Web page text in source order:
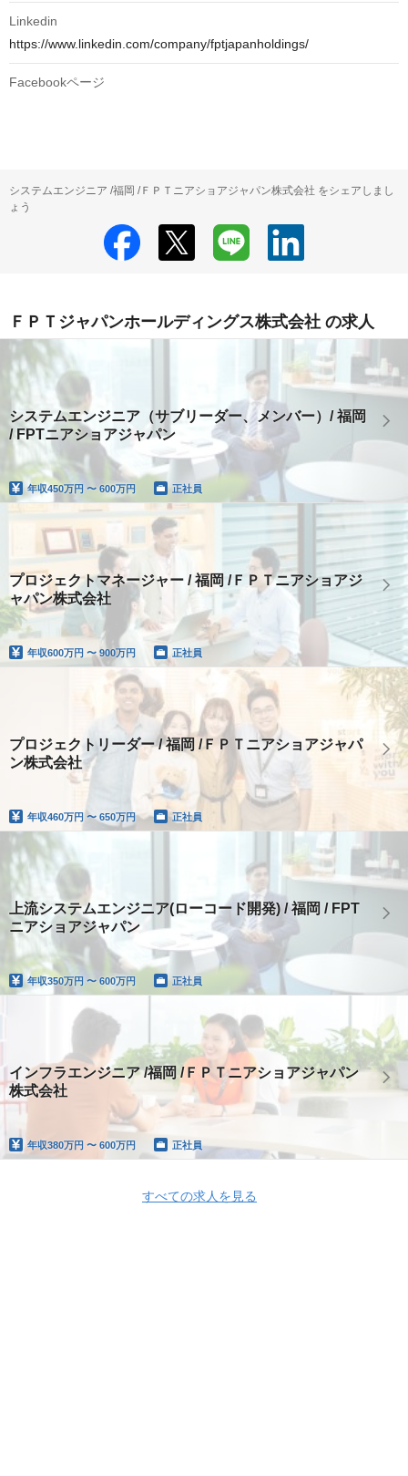
Linkedin
https://www.linkedin.com/company/fptjapanholdings/
Facebookページ
システムエンジニア /福岡 /ＦＰＴニアショアジャパン株式会社 をシェアしまし
ょう
ＦＰＴジャパンホールディングス株式会社 の求人
システムエンジニア（サブリーダー、メンバー）/ 福岡
/ FPTニアショアジャパン
年収450万円 〜 600万円 正社員
プロジェクトマネージャー / 福岡 /ＦＰＴニアショアジ
ャパン株式会社
年収600万円 〜 900万円 正社員
プロジェクトリーダー / 福岡 /ＦＰＴニアショアジャパ
ン株式会社
年収460万円 〜 650万円 正社員
上流システムエンジニア(ローコード開発) / 福岡 / FPT
ニアショアジャパン
年収350万円 〜 600万円 正社員
インフラエンジニア /福岡 /ＦＰＴニアショアジャパン
株式会社
年収380万円 〜 600万円 正社員
すべての求人を見る